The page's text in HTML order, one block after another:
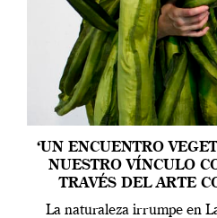
‘UN ENCUENTRO
NUESTRO VÍNCULO
TRAVÉS DEL ARTE
La naturaleza irrumpe en